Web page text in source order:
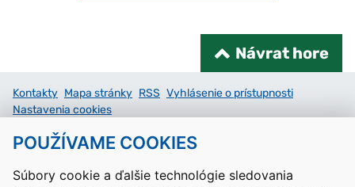
POUŽÍVAME COOKIES
Súbory cookie a ďalšie technológie sledovania
Návrat hore
Kontakty Mapa stránky RSS Vyhlásenie o prístupnosti
Nastavenia cookies
Prevádzkovateľom služby je Ministerstvo školstva, výskumu,